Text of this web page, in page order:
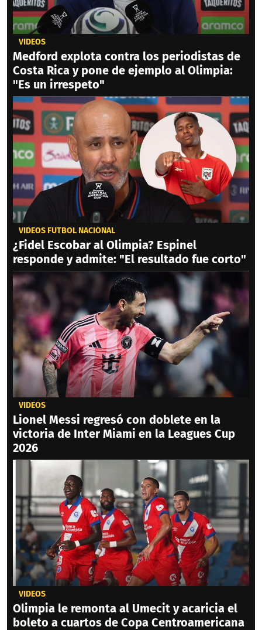
VIDEOS
Medford explota contra los periodistas de
Costa Rica y pone de ejemplo al Olimpia:
"Es un irrespeto"
VIDEOS FÚTBOL NACIONAL
¿Fidel Escobar al Olimpia? Espinel
responde y admite: "El resultado fue corto"
VIDEOS
Lionel Messi regresó con doblete en la
victoria de Inter Miami en la Leagues Cup
2026
VIDEOS
Olimpia le remonta al Umecit y acaricia el
boleto a cuartos de Copa Centroamericana